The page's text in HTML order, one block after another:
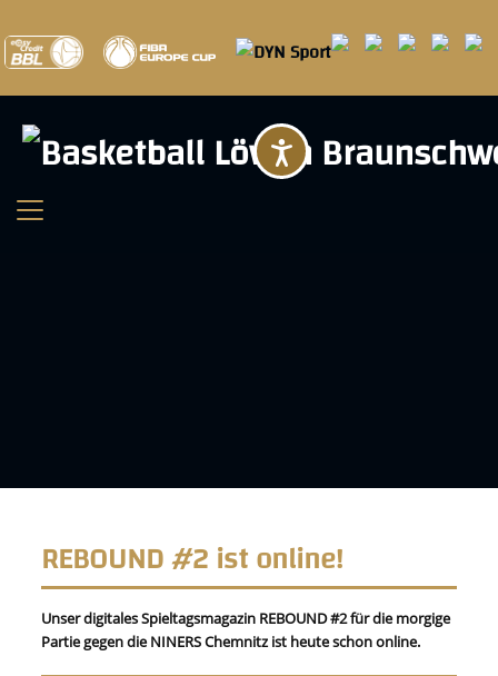
REBOUND #2 ist online!
Unser digitales Spieltagsmagazin REBOUND #2 für die morgige
Partie gegen die NINERS Chemnitz ist heute schon online.